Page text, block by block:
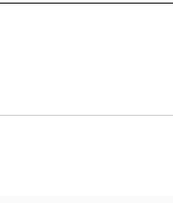
」というコントはド
ったのか!!! とか）。
わうのに楽をするこ
いなら、バーを下げ